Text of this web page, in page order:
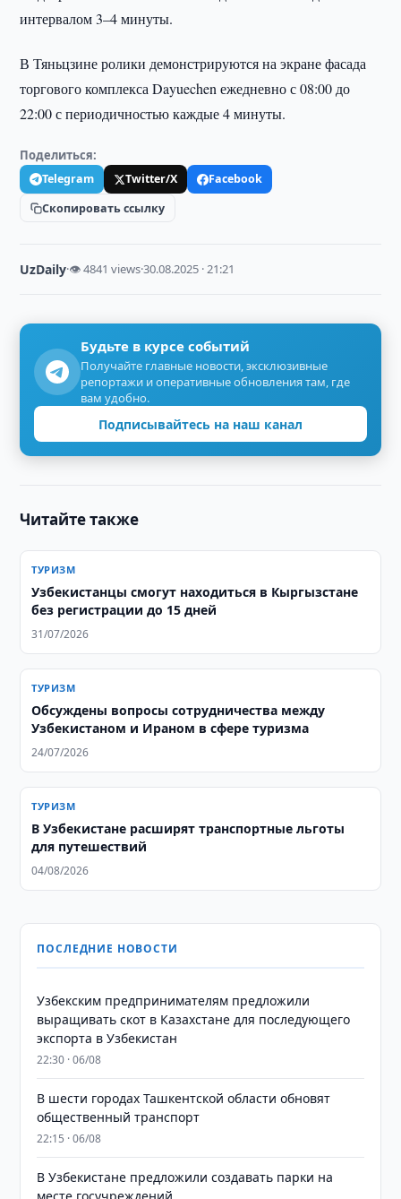
интервалом 3–4 минуты.
В Тяньцзине ролики демонстрируются на экране фасада
торгового комплекса Dayuechen ежедневно с 08:00 до
22:00 с периодичностью каждые 4 минуты.
Поделиться:
Telegram Twitter/X
Facebook
Скопировать ссылку
UzDaily·👁 4841 views·30.08.2025 · 21:21
Будьте в курсе событий
Получайте главные новости, эксклюзивные
репортажи и оперативные обновления там, где
вам удобно.
Подписывайтесь на наш канал
Читайте также
ТУРИЗМ
Узбекистанцы смогут находиться в Кыргызстане
без регистрации до 15 дней
31/07/2026
ТУРИЗМ
Обсуждены вопросы сотрудничества между
Узбекистаном и Ираном в сфере туризма
24/07/2026
ТУРИЗМ
В Узбекистане расширят транспортные льготы
для путешествий
04/08/2026
ПОСЛЕДНИЕ НОВОСТИ
Узбекским предпринимателям предложили
выращивать скот в Казахстане для последующего
экспорта в Узбекистан
22:30 · 06/08
В шести городах Ташкентской области обновят
общественный транспорт
22:15 · 06/08
В Узбекистане предложили создавать парки на